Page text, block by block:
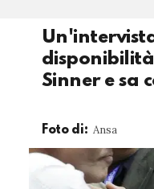
Sinner e sa
Foto di: Ansa